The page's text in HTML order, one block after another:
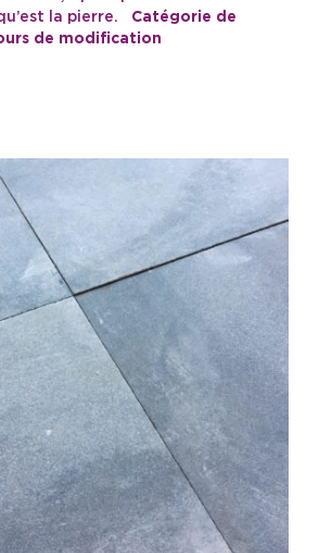
la pierre. Catégorie de
de modification